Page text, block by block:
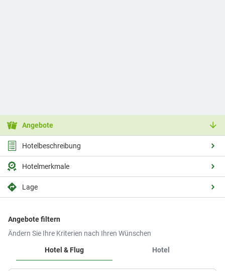
Angebote
Hotelbeschreibung
Hotelmerkmale
Lage
Angebote filtern
Ändern Sie Ihre Kriterien nach Ihren Wünschen
Hotel & Flug
Hotel